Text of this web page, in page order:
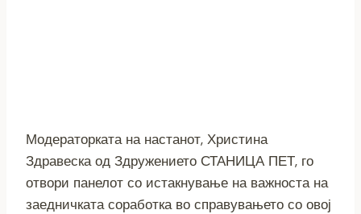
Модераторката на настанот, Христина
Здравеска од Здружението СТАНИЦА ПЕТ, го
отвори панелот со истакнување на важноста на
заедничката соработка во справувањето со овој